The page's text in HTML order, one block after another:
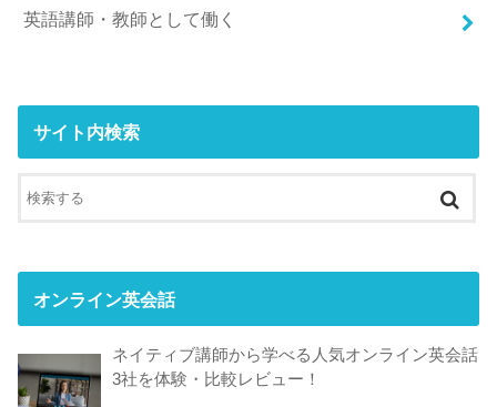
英語講師・教師として働く
サイト内検索
オンライン英会話
ネイティブ講師から学べる人気オンライン英会話
3社を体験・比較レビュー！